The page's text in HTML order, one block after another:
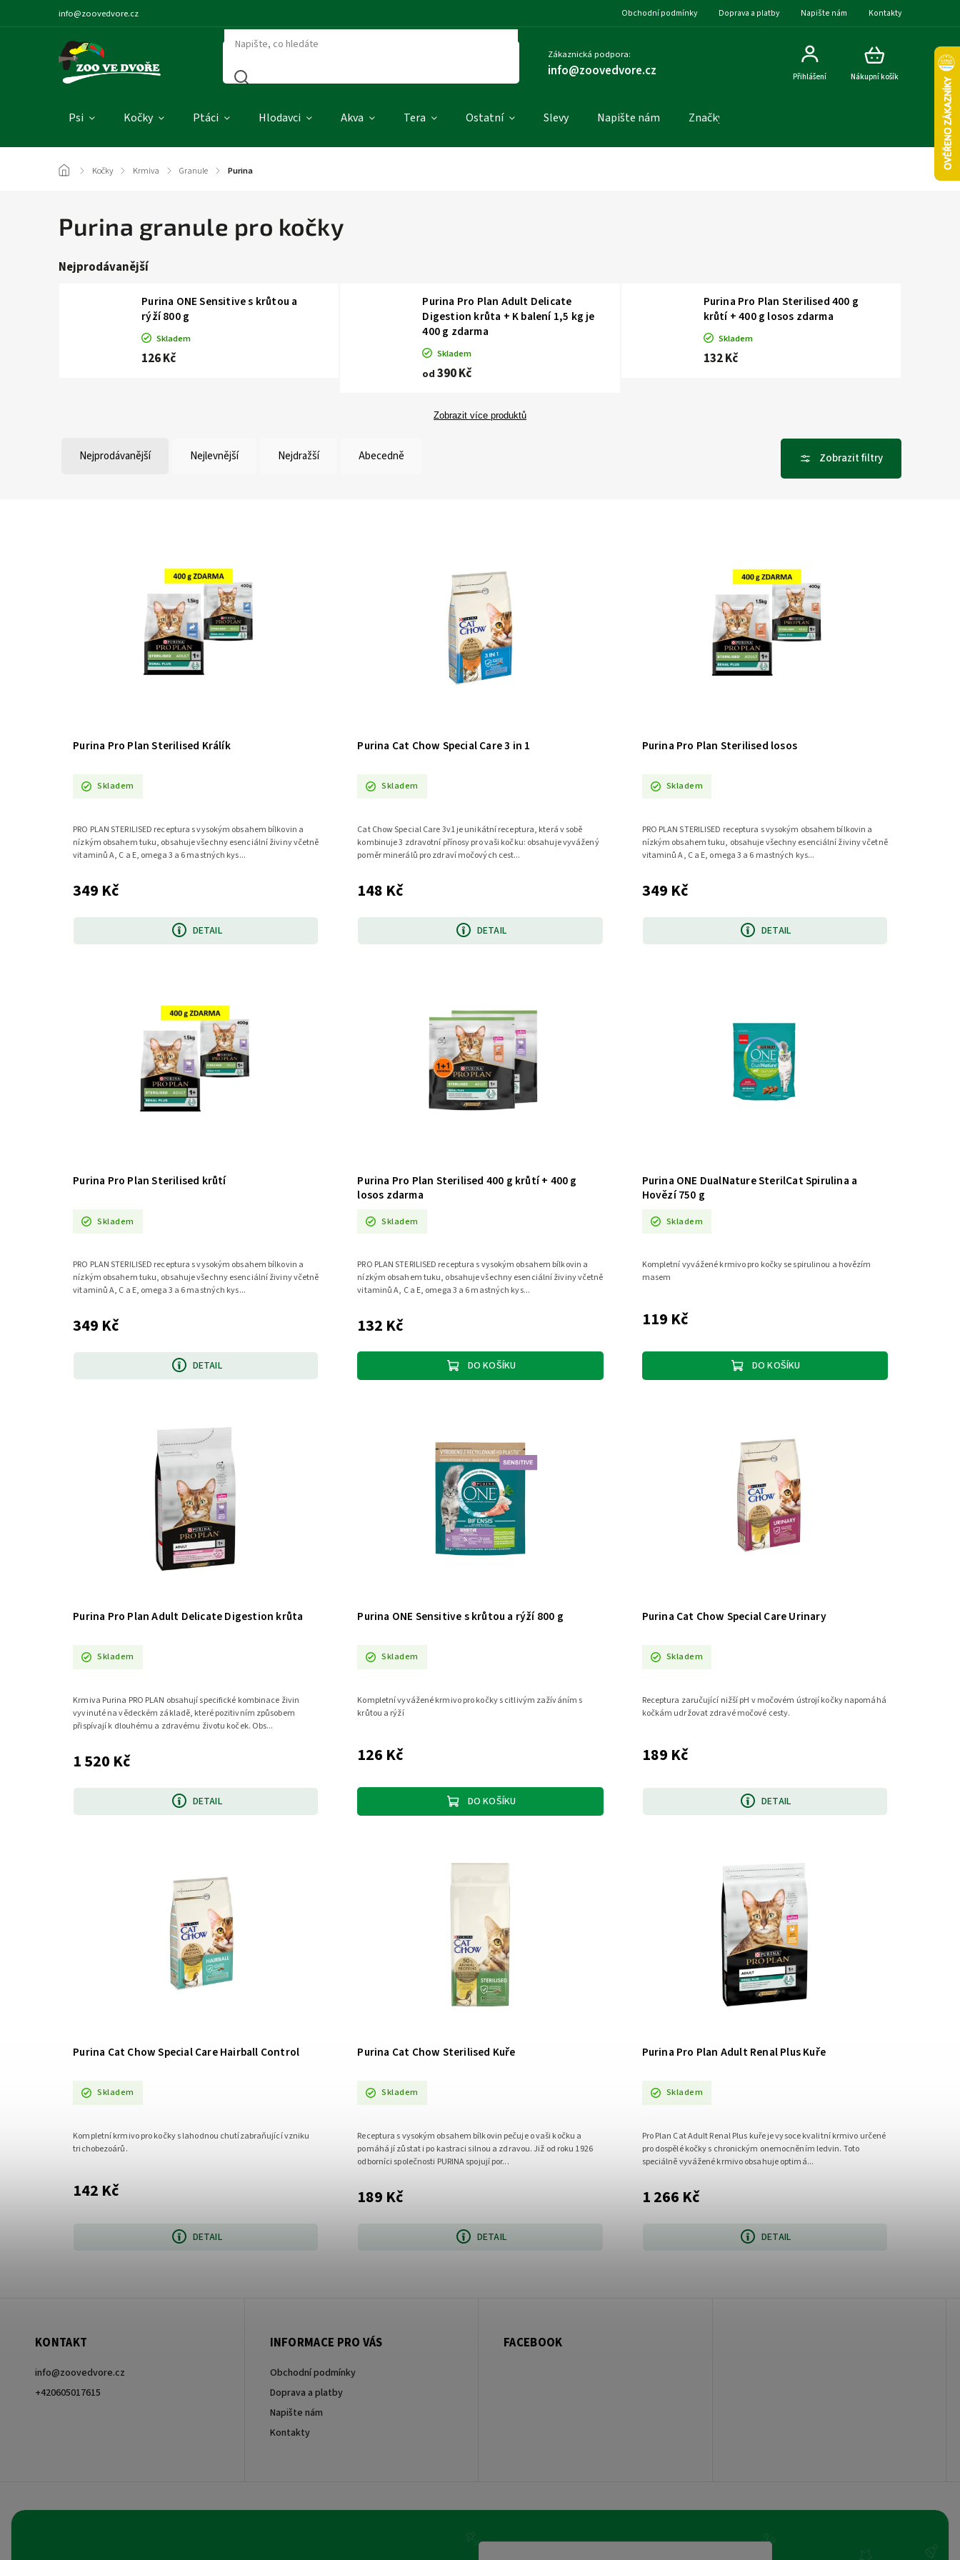
info@zoovedvore.cz Obchodní podmínky Doprava a platby Napište nám Kontakty
Zákaznická podpora:
info@zoovedvore.cz Nákupní košík
Přihlášení
Psi Kočky Ptáci Hlodavci Akva Tera Ostatní Slevy Napište nám Značky
/ Kočky / Krmiva / Granule / Purina
Purina granule pro kočky
Nejprodávanější
Purina ONE Sensitive s krůtou a
rýží 800 g
Skladem
126 Kč
Purina Pro Plan Adult Delicate
Digestion krůta + K balení 1,5 kg je
400 g zdarma
Skladem
od 390 Kč
Purina Pro Plan Sterilised 400 g
krůtí + 400 g losos zdarma
Skladem
132 Kč
Zobrazit více produktů
Nejprodávanější Nejlevnější Nejdražší Abecedně
Purina Pro Plan Sterilised Králík
Skladem
349 Kč
DETAIL
PRO PLAN STERILISED receptura s vysokým obsahem bílkovin a
nízkým obsahem tuku, obsahuje všechny esenciální živiny včetně
vitaminů A, C a E, omega 3 a 6 mastných kys...
Purina Cat Chow Special Care 3 in 1
Skladem
148 Kč
DETAIL
Cat Chow Special Care 3v1 je unikátní receptura, která v sobě
kombinuje 3 zdravotní přínosy pro vaši kočku: obsahuje vyvážený
poměr minerálů pro zdraví močových cest...
Purina Pro Plan Sterilised losos
Skladem
349 Kč
DETAIL
PRO PLAN STERILISED receptura s vysokým obsahem bílkovin a
nízkým obsahem tuku, obsahuje všechny esenciální živiny včetně
vitaminů A, C a E, omega 3 a 6 mastných kys...
Purina Pro Plan Sterilised krůtí
Skladem
349 Kč
DETAIL
PRO PLAN STERILISED receptura s vysokým obsahem bílkovin a
nízkým obsahem tuku, obsahuje všechny esenciální živiny včetně
vitaminů A, C a E, omega 3 a 6 mastných kys...
Purina Pro Plan Sterilised 400 g krůtí + 400 g
losos zdarma
Skladem
132 Kč
DO KOŠÍKU
PRO PLAN STERILISED receptura s vysokým obsahem bílkovin a
nízkým obsahem tuku, obsahuje všechny esenciální živiny včetně
vitaminů A, C a E, omega 3 a 6 mastných kys...
Purina ONE DualNature SterilCat Spirulina a
Hovězí 750 g
Skladem
119 Kč
DO KOŠÍKU
Kompletní vyvážené krmivo pro kočky se spirulinou a hovězím
masem
Purina Pro Plan Adult Delicate Digestion krůta
Skladem
1 520 Kč
DETAIL
Krmiva Purina PRO PLAN obsahují specifické kombinace živin
vyvinuté na vědeckém základě, které pozitivním způsobem
přispívají k dlouhému a zdravému životu koček. Obs...
Purina ONE Sensitive s krůtou a rýží 800 g
Skladem
126 Kč
DO KOŠÍKU
Kompletní vyvážené krmivo pro kočky s citlivým zažíváním s
krůtou a rýží
Purina Cat Chow Special Care Urinary
Skladem
189 Kč
DETAIL
Receptura zaručující nižší pH v močovém ústrojí kočky napomáhá
kočkám udržovat zdravé močové cesty.
Purina Cat Chow Special Care Hairball Control
Skladem
142 Kč
DETAIL
Kompletní krmivo pro kočky s lahodnou chutízabraňující vzniku
trichobezoárů.
Purina Cat Chow Sterilised Kuře
Skladem
189 Kč
DETAIL
Receptura s vysokým obsahem bílkovin pečuje o vaši kočku a
pomáhá jí zůstat i po kastraci silnou a zdravou. Již od roku 1926
odborníci společnosti PURINA spojují por...
Purina Pro Plan Adult Renal Plus Kuře
Skladem
1 266 Kč
DETAIL
Pro Plan Cat Adult Renal Plus kuře je vysoce kvalitní krmivo určené
pro dospělé kočky s chronickým onemocněním ledvin. Toto
speciálně vyvážené krmivo obsahuje optimá...
KONTAKT
info@zoovedvore.cz
+420605017615
INFORMACE PRO VÁS
Obchodní podmínky
Doprava a platby
Napište nám
Kontakty
FACEBOOK